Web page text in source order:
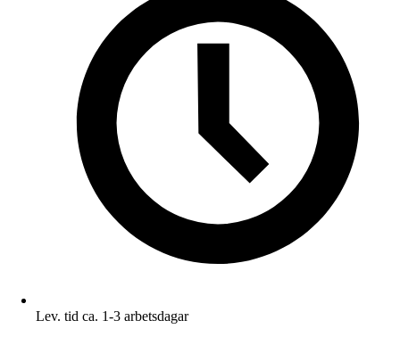
Lev. tid ca. 1-3 arbetsdagar